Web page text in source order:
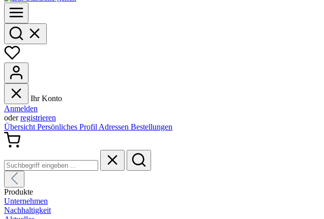
Ihr Konto
Anmelden
oderregistrieren
Übersicht Persönliches Profil Adressen Bestellungen
Produkte
Unternehmen
Nachhaltigkeit